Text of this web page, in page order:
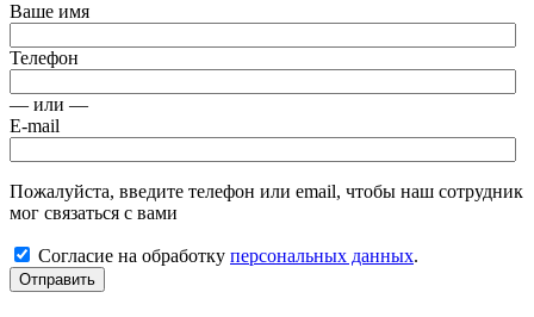
Ваше имя
Телефон
— или —
E-mail
Пожалуйста, введите телефон или email, чтобы наш сотрудник
мог связаться с вами
Согласие на обработку персональных данных.
Отправить